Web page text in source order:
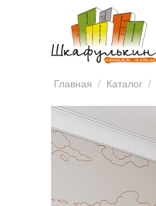
Главная / Каталог /